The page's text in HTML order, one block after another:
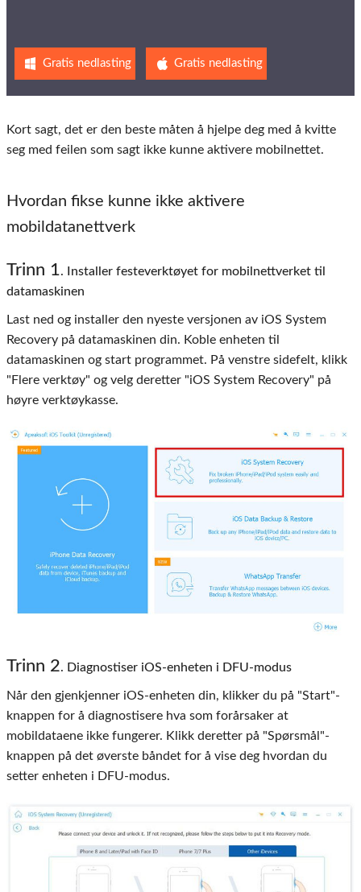
Gratis nedlasting Gratis nedlasting
Kort sagt, det er den beste måten å hjelpe deg med å kvitte
seg med feilen som sagt ikke kunne aktivere mobilnettet.
Hvordan fikse kunne ikke aktivere
mobildatanettverk
Trinn 1. Installer festeverktøyet for mobilnettverket til
datamaskinen
Last ned og installer den nyeste versjonen av iOS System
Recovery på datamaskinen din. Koble enheten til
datamaskinen og start programmet. På venstre sidefelt, klikk
"Flere verktøy" og velg deretter "iOS System Recovery" på
høyre verktøykasse.
Trinn 2. Diagnostiser iOS-enheten i DFU-modus
Når den gjenkjenner iOS-enheten din, klikker du på "Start"-
knappen for å diagnostisere hva som forårsaker at
mobildataene ikke fungerer. Klikk deretter på "Spørsmål"-
knappen på det øverste båndet for å vise deg hvordan du
setter enheten i DFU-modus.